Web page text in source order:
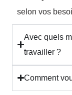
selon vos
Avec quels
travailler ?
Comment